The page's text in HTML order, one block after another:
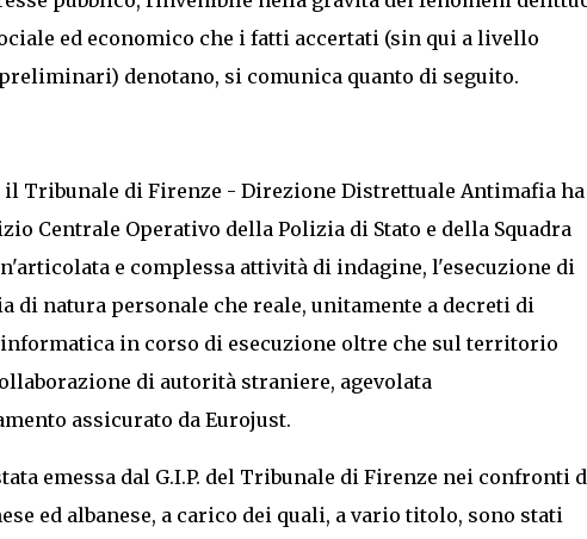
ed economico che i fatti accertati (sin qui a livello
denotano, si comunica quanto di seguito.
il Tribunale di Firenze - Direzione Distrettuale Antimafia ha
Centrale Operativo della Polizia di Stato e della Squadra
e complessa attività di indagine, l'esecuzione di
natura personale che reale, unitamente a decreti di
in corso di esecuzione oltre che sul territorio
di autorità straniere, agevolata
assicurato da Eurojust.
emessa dal G.I.P. del Tribunale di Firenze nei confronti
ed albanese, a carico dei quali, a vario titolo, sono stati